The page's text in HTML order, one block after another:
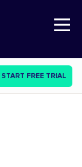
Open Nav
START FREE TRIAL